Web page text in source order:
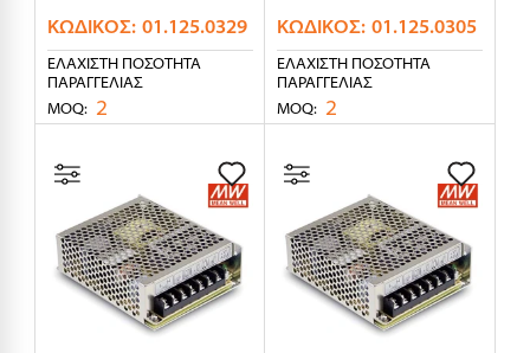
ΚΩΔΙΚΌΣ: 01.125.0329
ΕΛΆΧΙΣΤΗ ΠΟΣΌΤΗΤΑ
ΠΑΡΑΓΓΕΛΊΑΣ
MOQ: 2
ΚΩΔΙΚΌΣ: 01.125.0305
ΕΛΆΧΙΣΤΗ ΠΟΣΌΤΗΤΑ
ΠΑΡΑΓΓΕΛΊΑΣ
MOQ: 2